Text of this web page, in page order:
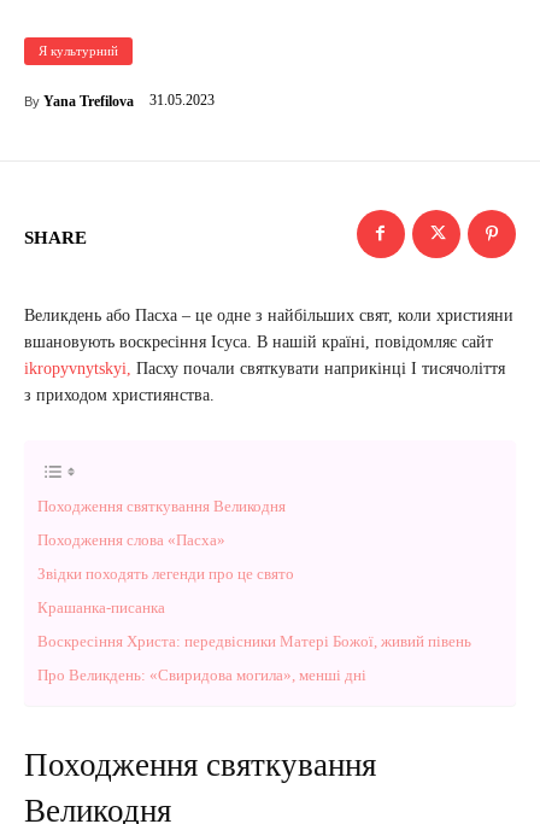
Я культурний
By Yana Trefilova 31.05.2023
SHARE
Великдень або Пасха – це одне з найбільших свят, коли християни
вшановують воскресіння Ісуса. В нашій країні, повідомляє сайт
ikropyvnytskyi, Пасху почали святкувати наприкінці І тисячоліття
з приходом християнства.
Походження святкування Великодня
Походження слова «Пасха»
Звідки походять легенди про це свято
Крашанка-писанка
Воскресіння Христа: передвісники Матері Божої, живий півень
Про Великдень: «Свиридова могила», менші дні
Походження святкування
Великодня